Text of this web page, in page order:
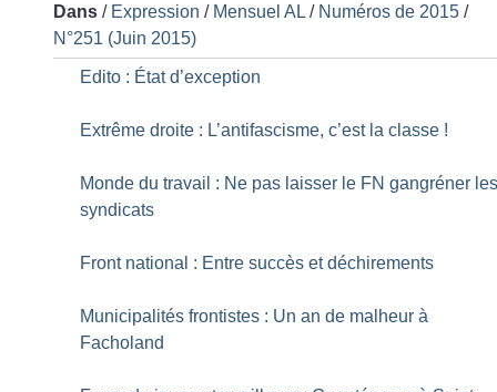
Dans / Expression / Mensuel AL / Numéros de 2015 /
N°251 (Juin 2015)
Edito : État d’exception
Extrême droite : L’antifascisme, c’est la classe !
Monde du travail : Ne pas laisser le FN gangréner
syndicats
Front national : Entre succès et déchirements
Municipalités frontistes : Un an de malheur à
Facholand